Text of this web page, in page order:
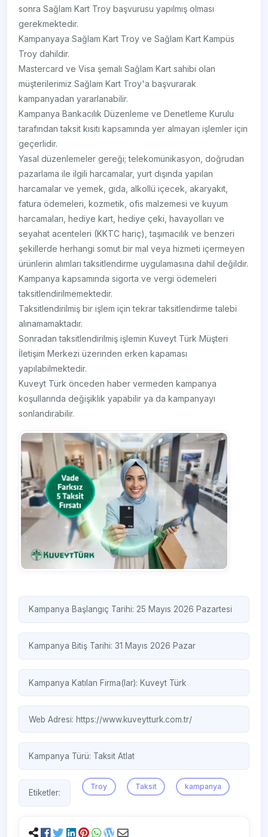
sonra Sağlam Kart Troy başvurusu yapılmış olması
gerekmektedir.
Kampanyaya Sağlam Kart Troy ve Sağlam Kart Kampüs
Troy dahildir.
Mastercard ve Visa şemalı Sağlam Kart sahibi olan
müşterilerimiz Sağlam Kart Troy'a başvurarak
kampanyadan yararlanabilir.
Kampanya Bankacılık Düzenleme ve Denetleme Kurulu
tarafından taksit kısıtı kapsamında yer almayan işlemler için
geçerlidir.
Yasal düzenlemeler gereği; telekomünikasyon, doğrudan
pazarlama ile ilgili harcamalar, yurt dışında yapılan
harcamalar ve yemek, gıda, alkollü içecek, akaryakıt,
fatura ödemeleri, kozmetik, ofis malzemesi ve kuyum
harcamaları, hediye kart, hediye çeki, havayolları ve
seyahat acenteleri (KKTC hariç), taşımacılık ve benzeri
şekillerde herhangi somut bir mal veya hizmeti içermeyen
ürünlerin alımları taksitlendirme uygulamasına dahil değildir.
Kampanya kapsamında sigorta ve vergi ödemeleri
taksitlendirilmemektedir.
Taksitlendirilmiş bir işlem için tekrar taksitlendirme talebi
alınamamaktadır.
Sonradan taksitlendirilmiş işlemin Kuveyt Türk Müşteri
İletişim Merkezi üzerinden erken kapaması
yapılabilmektedir.
Kuveyt Türk önceden haber vermeden kampanya
koşullarında değişiklik yapabilir ya da kampanyayı
sonlandırabilir.
Kampanya Başlangıç Tarihi: 25 Mayıs 2026 Pazartesi
Kampanya Bitiş Tarihi: 31 Mayıs 2026 Pazar
Kampanya Katılan Firma(lar): Kuveyt Türk
Web Adresi: https://www.kuveytturk.com.tr/
Kampanya Türü: Taksit Atlat
Etiketler:
Troy Taksit kampanya